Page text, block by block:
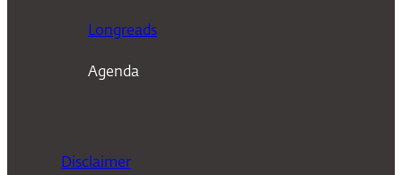
Longreads
Agenda
Disclaimer